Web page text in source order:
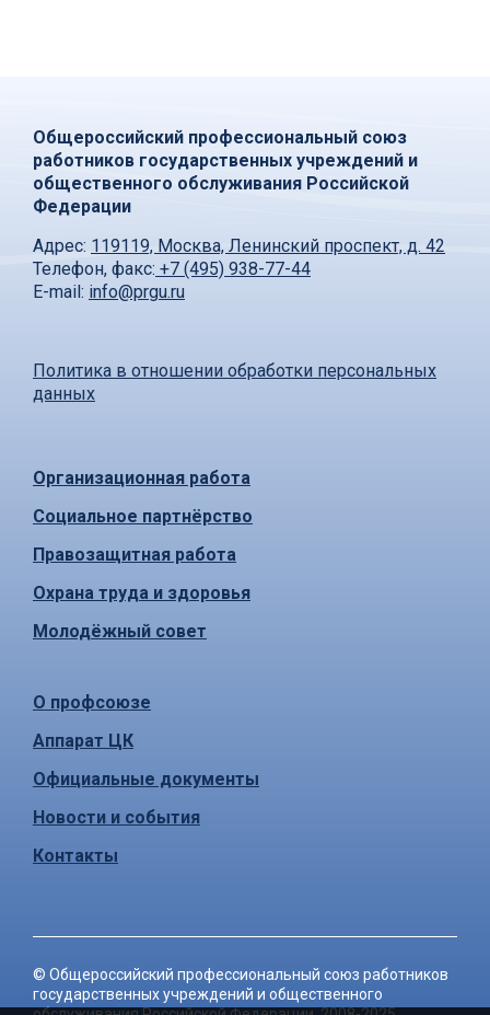
Общероссийский профессиональный союз
работников государственных учреждений и
общественного обслуживания Российской
Федерации
Адрес: 119119, Москва, Ленинский проспект, д. 42
Телефон, факс: +7 (495) 938-77-44
E-mail: info@prgu.ru
Политика в отношении обработки персональных
данных
Организационная работа
Социальное партнёрство
Правозащитная работа
Охрана труда и здоровья
Молодёжный совет
О профсоюзе
Аппарат ЦК
Официальные документы
Новости и события
Контакты
© Общероссийский профессиональный союз работников
государственных учреждений и общественного